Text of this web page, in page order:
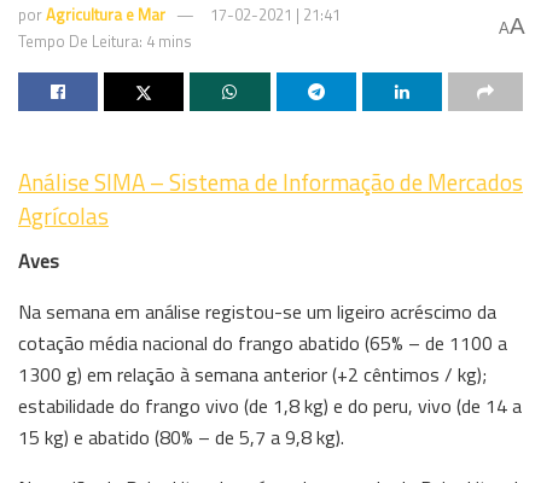
porAgricultura e Mar
17-02-2021 | 21:41
Tempo De Leitura: 4 mins
AA
Análise SIMA – Sistema de Informação de Mercados
Agrícolas
Aves
Na semana em análise registou-se um ligeiro acréscimo da
cotação média nacional do frango abatido (65% – de 1100 a
1300 g) em relação à semana anterior (+2 cêntimos / kg);
estabilidade do frango vivo (de 1,8 kg) e do peru, vivo (de 14 a
15 kg) e abatido (80% – de 5,7 a 9,8 kg).